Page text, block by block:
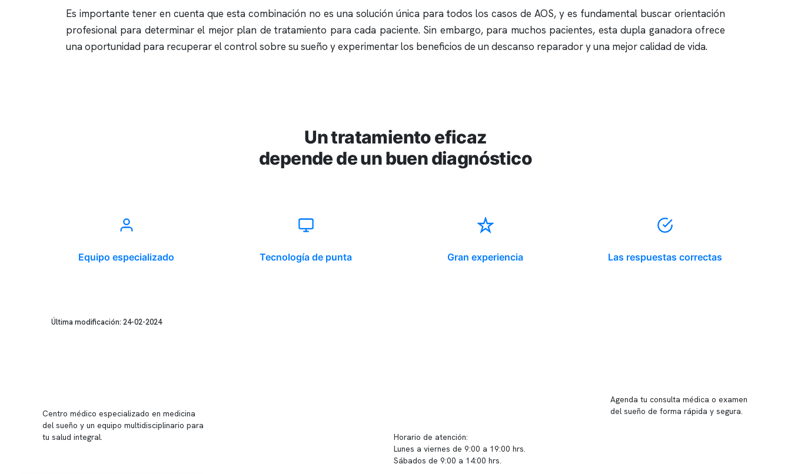
Es importante tener en cuenta que esta combinación no es una solución única para todos los casos de AOS, y es fundamental buscar orientación
profesional para determinar el mejor plan de tratamiento para cada paciente. Sin embargo, para muchos pacientes, esta dupla ganadora ofrece
una oportunidad para recuperar el control sobre su sueño y experimentar los beneficios de un descanso reparador y una mejor calidad de vida.
Un tratamiento eficaz
depende de un buen diagnóstico
Equipo especializado Tecnología de punta Gran experiencia Las respuestas correctas
Última modificación: 24-02-2024
Centro médico especializado en medicina
del sueño y un equipo multidisciplinario para
tu salud integral.
Horario de atención:
Lunes a viernes de 9:00 a 19:00 hrs.
Sábados de 9:00 a 14:00 hrs.
Agenda tu consulta médica o examen
del sueño de forma rápida y segura.